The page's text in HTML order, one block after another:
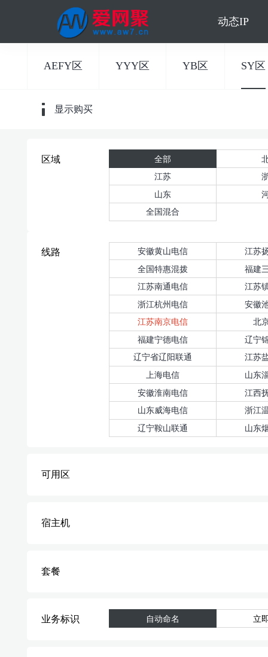
动态IP
AEFY区 YYY区 YB区 SY区
显示购买
区域 全部
江苏
山东
全国混合
线路 安徽黄山电信
江苏
全国特惠混拨
福建
江苏南通电信
江苏
浙江杭州电信
安徽
江苏南京电信
北
福建宁德电信
辽宁
辽宁省辽阳联通
江苏
上海电信
山东
安徽淮南电信
江西
山东威海电信
浙江
辽宁鞍山联通
山东
可用区
宿主机
套餐
业务标识 自动命名 立